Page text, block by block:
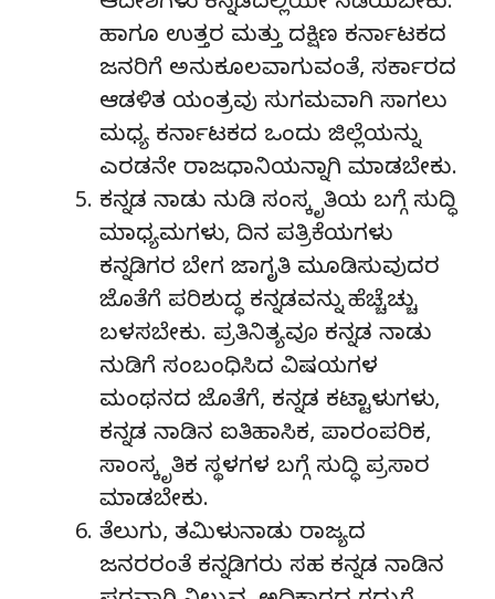
ಹಾಗೂ ಉತ್ತರ ಮತ್ತು ದಕ್ಷಿಣ ಕರ್ನಾಟಕದ
ಜನರಿಗೆ ಅನುಕೂಲವಾಗುವಂತೆ, ಸರ್ಕಾರದ
ಆಡಳಿತ ಯಂತ್ರವು ಸುಗಮವಾಗಿ ಸಾಗಲು
ಮಧ್ಯ ಕರ್ನಾಟಕದ ಒಂದು ಜಿಲ್ಲೆಯನ್ನು
ಎರಡನೇ ರಾಜಧಾನಿಯನ್ನಾಗಿ ಮಾಡಬೇಕು.
ಕನ್ನಡ ನಾಡು ನುಡಿ ಸಂಸ್ಕೃತಿಯ ಬಗ್ಗೆ ಸುದ್ಧಿ
ಮಾಧ್ಯಮಗಳು, ದಿನ ಪತ್ರಿಕೆಯಗಳು
ಕನ್ನಡಿಗರ ಬೇಗ ಜಾಗೃತಿ ಮೂಡಿಸುವುದರ
ಜೊತೆಗೆ ಪರಿಶುದ್ಧ ಕನ್ನಡವನ್ನು ಹೆಚ್ಚೆಚ್ಚು
ಬಳಸಬೇಕು. ಪ್ರತಿನಿತ್ಯವೂ ಕನ್ನಡ ನಾಡು
ನುಡಿಗೆ ಸಂಬಂಧಿಸಿದ ವಿಷಯಗಳ
ಮಂಥನದ ಜೊತೆಗೆ, ಕನ್ನಡ ಕಟ್ಟಾಳುಗಳು,
ಕನ್ನಡ ನಾಡಿನ ಐತಿಹಾಸಿಕ, ಪಾರಂಪರಿಕ,
ಸಾಂಸ್ಕೃತಿಕ ಸ್ಥಳಗಳ ಬಗ್ಗೆ ಸುದ್ಧಿ ಪ್ರಸಾರ
ಮಾಡಬೇಕು.
ತೆಲುಗು, ತಮಿಳುನಾಡು ರಾಜ್ಯದ
ಜನರರಂತೆ ಕನ್ನಡಿಗರು ಸಹ ಕನ್ನಡ ನಾಡಿನ